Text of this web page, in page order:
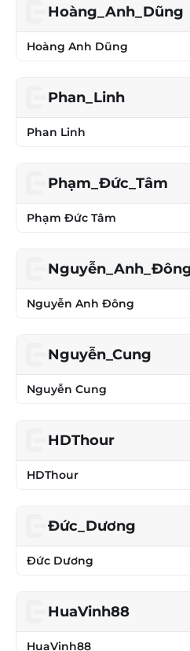
Hoàng_Anh_Dũng
Hoàng Anh Dũng
Phan_Linh
Phan Linh
Phạm_Đức_Tâm
Phạm Đức Tâm
Nguyễn Anh Đông
Nguyễn_Cung
Nguyễn Cung
HDThour
HDThour
Đức_Dương
Đức Dương
HuaVinh88
HuaVinh88